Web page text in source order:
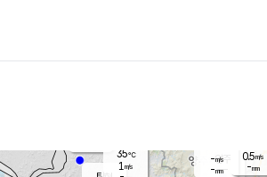
양주
-m/s
-mm
35℃
1 m/s
0.5m/s
-mm